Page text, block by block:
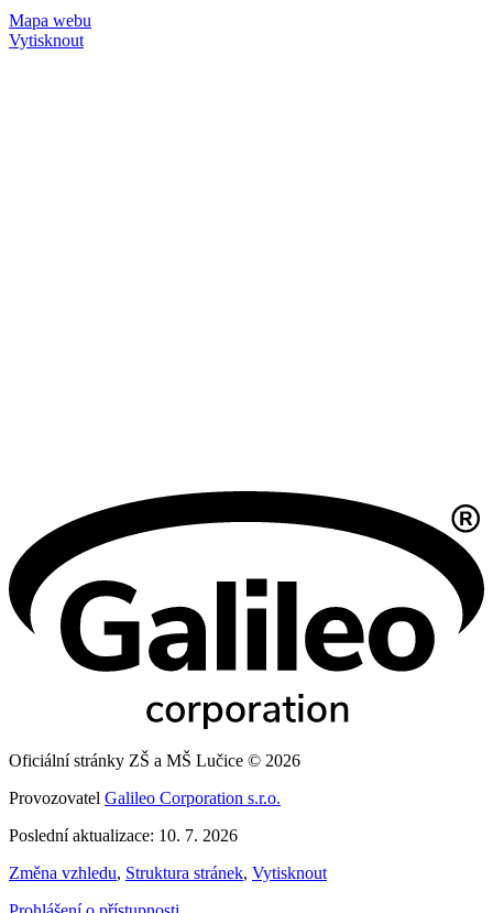
Mapa webu
Vytisknout
Oficiální stránky ZŠ a MŠ Lučice © 2026
Provozovatel Galileo Corporation s.r.o.
Poslední aktualizace: 10. 7. 2026
Změna vzhledu, Struktura stránek, Vytisknout